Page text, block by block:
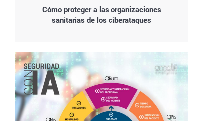
Cómo proteger a las organizaciones
sanitarias de los ciberataques